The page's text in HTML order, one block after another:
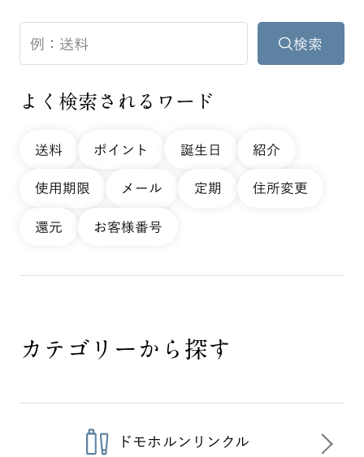
よく検索されるワード
送料 ポイント 誕生日 紹介
使用期限 メール 定期 住所変更
還元 お客様番号
カテゴリーから探す
ドモホルンリンクル